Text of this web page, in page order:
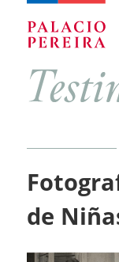
Pasar
contenido
principal
main
navigation
de